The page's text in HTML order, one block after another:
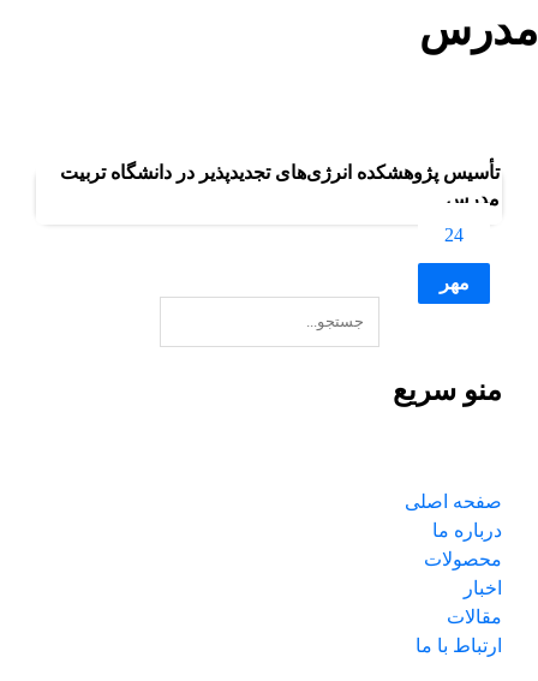
مدرس
تأسیس پژوهشکده انرژی‌های تجدیدپذیر در دانشگاه تربیت
مدرس
24
مهر
منو سریع
صفحه اصلی
درباره ما
محصولات
اخبار
مقالات
ارتباط با ما